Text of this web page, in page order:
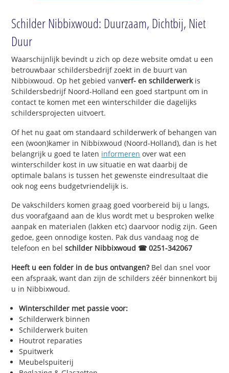
Schilder Nibbixwoud: Duurzaam, Dichtbij, Niet
Duur
Waarschijnlijk bevindt u zich op deze website omdat u een
betrouwbaar schildersbedrijf zoekt in de buurt van
Nibbixwoud. Op het gebied vanverf- en schilderwerkis
Schildersbedrijf Noord-Holland een goed startpunt om in
contact te komen met een winterschilder die dagelijks
schildersprojecten uitvoert.
Of het nu gaat om standaard schilderwerk of behangen van
een (woon)kamer in Nibbixwoud (Noord-Holland), dan is het
belangrijk u goed te laten informeren over wat een
winterschilder kost in uw situatie en wat daarbij de
optimale balans is tussen het gewenste eindresultaat die
ook nog eens budgetvriendelijk is.
De vakschilders komen graag goed voorbereid bij u langs,
dus voorafgaand aan de klus wordt met u besproken welke
aanpak en materialen (lakken etc) daarvoor nodig zijn. Geen
gedoe, geen onnodige kosten. Pak dus vandaag nog de
telefoon en belschilder Nibbixwoud ☎ 0251-342067
Heeft u een folder in de bus ontvangen?Bel dan snel voor
een afspraak, want dan zijn de schilders zéér binnenkort bij
u in Nibbixwoud.
Winterschilder met passie voor:
Schilderwerk binnen
Schilderwerk buiten
Houtrot reparaties
Spuitwerk
Meubelspuiterij